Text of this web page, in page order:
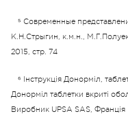
⁵ Современные
К.Н.Стрыгин, к.м.н.,
2015, стр. 74
⁶ Інструкція Донорміл,
Донорміл таблетки вкриті
Виробник UPSA SAS, Франція